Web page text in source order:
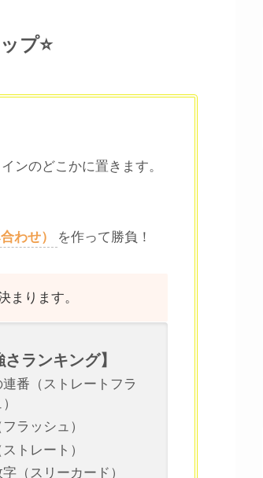
プ⭐
ンのどこかに置きます。
わせ） を作って勝負！
まります。
さランキング】
連番（ストレートフラ
ラッシュ）
トレート）
（スリーカード）